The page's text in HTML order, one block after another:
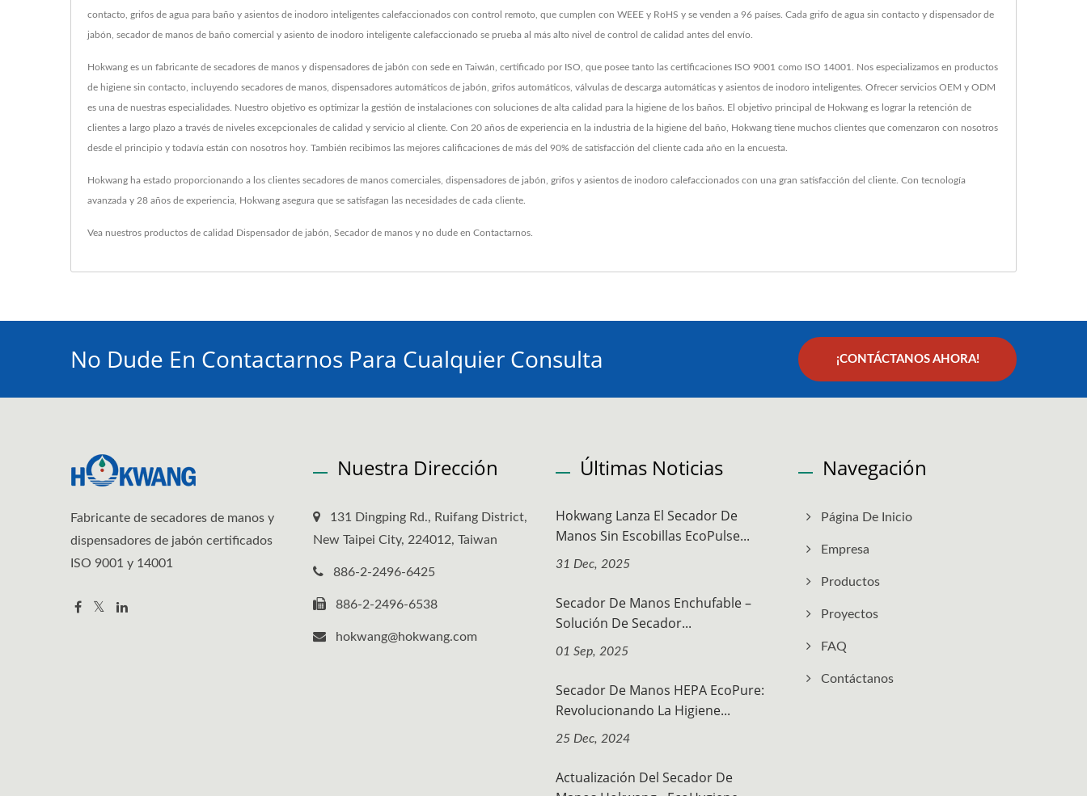
contacto, grifos de agua para baño y asientos de inodoro inteligentes calefaccionados con control remoto, que cumplen con WEEE y RoHS y se venden a 96 países. Cada grifo de agua sin contacto y dispensador de
jabón, secador de manos de baño comercial y asiento de inodoro inteligente calefaccionado se prueba al más alto nivel de control de calidad antes del envío.
Hokwang es un fabricante de secadores de manos y dispensadores de jabón con sede en Taiwán, certificado por ISO, que posee tanto las certificaciones ISO 9001 como ISO 14001. Nos especializamos en productos
de higiene sin contacto, incluyendo secadores de manos, dispensadores automáticos de jabón, grifos automáticos, válvulas de descarga automáticas y asientos de inodoro inteligentes. Ofrecer servicios OEM y ODM
es una de nuestras especialidades. Nuestro objetivo es optimizar la gestión de instalaciones con soluciones de alta calidad para la higiene de los baños. El objetivo principal de Hokwang es lograr la retención de
clientes a largo plazo a través de niveles excepcionales de calidad y servicio al cliente. Con 20 años de experiencia en la industria de la higiene del baño, Hokwang tiene muchos clientes que comenzaron con nosotros
desde el principio y todavía están con nosotros hoy. También recibimos las mejores calificaciones de más del 90% de satisfacción del cliente cada año en la encuesta.
Hokwang ha estado proporcionando a los clientes secadores de manos comerciales, dispensadores de jabón, grifos y asientos de inodoro calefaccionados con una gran satisfacción del cliente. Con tecnología
avanzada y 28 años de experiencia, Hokwang asegura que se satisfagan las necesidades de cada cliente.
Vea nuestros productos de calidad Dispensador de jabón Secador de manos y no dude en Contactarnos
No Dude En Contactarnos Para Cualquier Consulta ¡CONTÁCTANOS AHORA!
Fabricante de secadores de manos y
dispensadores de jabón certificados
ISO 9001 y 14001
Nuestra Dirección
131 Dingping Rd., Ruifang District,
New Taipei City, 224012, Taiwan
886-2-2496-6425
886-2-2496-6538
hokwang@hokwang.com
Últimas Noticias
Hokwang Lanza El Secador De
Manos Sin Escobillas EcoPulse...
31 Dec, 2025
Secador De Manos Enchufable –
Solución De Secador...
01 Sep, 2025
Secador De Manos HEPA EcoPure:
Revolucionando La Higiene...
25 Dec, 2024
Actualización Del Secador De
Navegación
Página De Inicio
Empresa
Productos
Proyectos
FAQ
Contáctanos